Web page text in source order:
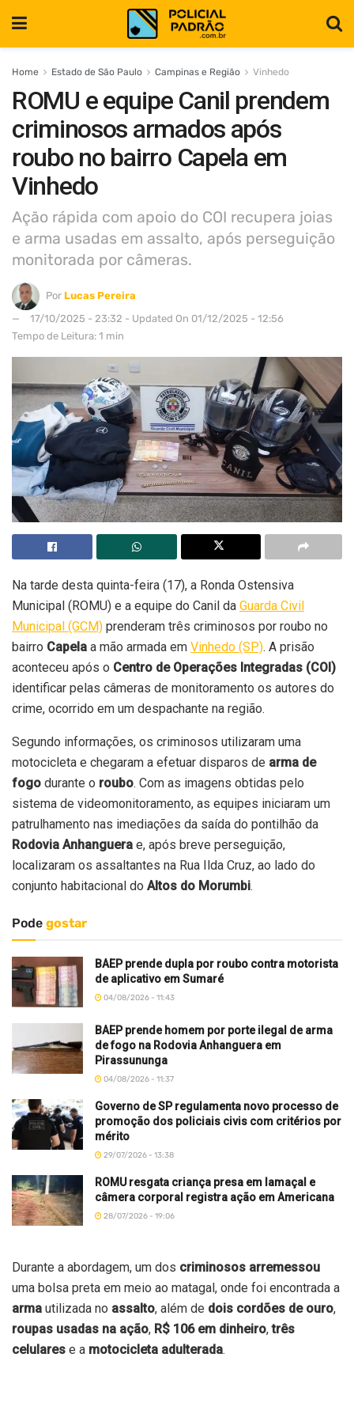
Home Estado de São Paulo Campinas e Região Vinhedo
ROMU e equipe Canil prendem
criminosos armados após
roubo no bairro Capela em
Vinhedo
Ação rápida com apoio do COI recupera joias
e arma usadas em assalto, após perseguição
monitorada por câmeras.
Por Lucas Pereira
17/10/2025 - 23:32 - Updated On 01/12/2025 - 12:56
Tempo de Leitura: 1 min
Na tarde desta quinta-feira (17), a Ronda Ostensiva
Municipal (ROMU) e a equipe do Canil da Guarda Civil
Municipal (GCM) prenderam três criminosos por roubo no
bairro Capela a mão armada em Vinhedo (SP). A prisão
aconteceu após o Centro de Operações Integradas (COI)
identificar pelas câmeras de monitoramento os autores do
crime, ocorrido em um despachante na região.
Segundo informações, os criminosos utilizaram uma
motocicleta e chegaram a efetuar disparos de arma de
fogo durante o roubo. Com as imagens obtidas pelo
sistema de videomonitoramento, as equipes iniciaram um
patrulhamento nas imediações da saída do pontilhão da
Rodovia Anhanguera e, após breve perseguição,
localizaram os assaltantes na Rua Ilda Cruz, ao lado do
conjunto habitacional do Altos do Morumbi.
Pode gostar
BAEP prende dupla por roubo contra motorista
de aplicativo em Sumaré
04/08/2026 - 11:43
BAEP prende homem por porte ilegal de arma
de fogo na Rodovia Anhanguera em
Pirassununga
04/08/2026 - 11:37
Governo de SP regulamenta novo processo de
promoção dos policiais civis com critérios por
mérito
29/07/2026 - 13:38
ROMU resgata criança presa em lamaçal e
câmera corporal registra ação em Americana
28/07/2026 - 19:06
Durante a abordagem, um dos criminosos arremessou
uma bolsa preta em meio ao matagal, onde foi encontrada a
arma utilizada no assalto, além de dois cordões de ouro,
roupas usadas na ação, R$ 106 em dinheiro,três
celulares e a motocicleta adulterada.